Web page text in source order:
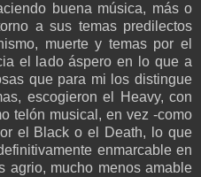
buena música, más o
a sus temas predilectos
muerte y temas por el
el lado áspero en lo que a
que para mi los distingue
escogieron el Heavy, con
telón musical, en vez -como
el Black o el Death, lo que
enmarcable en
agrio, mucho menos amable